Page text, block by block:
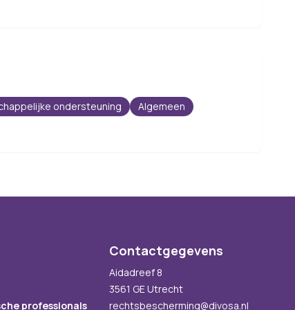
ondersteuning
Algemeen
professionals
Contactgegevens
Aidadreef 8
3561 GE Utrecht
rechtsbescherming@divosa.nl